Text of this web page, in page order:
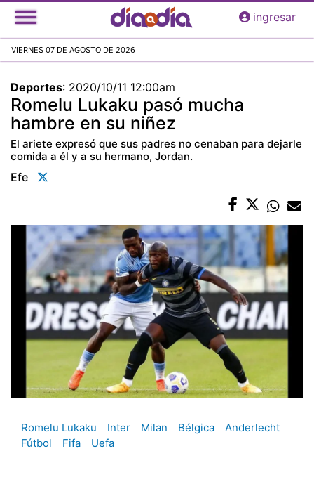
Pasar
al
principal
ingresar
VIERNES 07 DE AGOSTO DE 2026
Deportes: 2020/10/11 12:00am
Romelu Lukaku pasó mucha
hambre en su niñez
El ariete expresó que sus padres no cenaban para dejarle
comida a él y a su hermano, Jordan.
Efe
Romelu Lukaku Inter Milan Bélgica
Anderlecht
Fútbol
Fifa Uefa